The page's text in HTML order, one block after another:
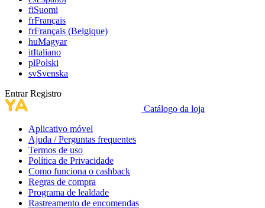
fiSuomi
frFrançais
frFrançais (Belgique)
huMagyar
itItaliano
plPolski
svSvenska
Entrar Registro
Catálogo da loja
Aplicativo móvel
Ajuda / Perguntas frequentes
Termos de uso
Política de Privacidade
Como funciona o cashback
Regras de compra
Programa de lealdade
Rastreamento de encomendas